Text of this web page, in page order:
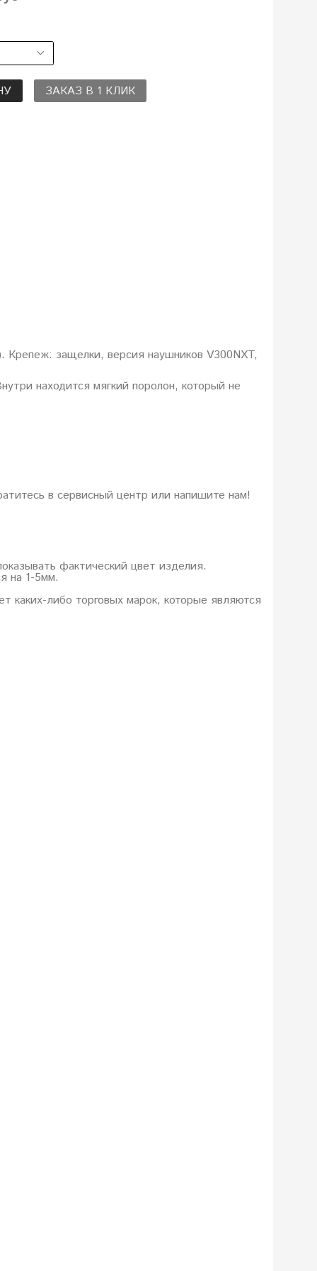
ЗАКАЗ В 1 КЛИК
защелки, версия наушников V300NXT,
находится мягкий поролон, который не
в сервисный центр или напишите нам!
фактический цвет изделия.
на 1-5мм.
каких-либо торговых марок, которые являются